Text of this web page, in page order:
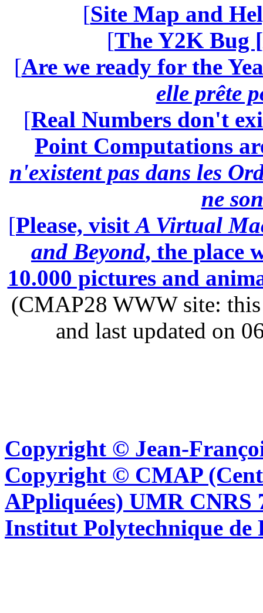
[Site Map and
[The Y2K Bug [
[Are we ready for the
elle prête
[Real Numbers don't
Point Computations
n'existent pas dans les
ne
[Please, visit A Virtual
and Beyond, the place
10.000 pictures and
(CMAP28 WWW site: this
and last updated on
Copyright © Jean-
Copyright © CMAP
APpliquées) UMR CNRS
Institut Polytechnique de